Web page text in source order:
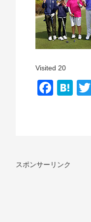
Visited 20
スポンサーリンク